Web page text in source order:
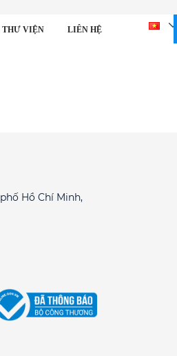
THƯ VIỆN LIÊN HỆ
Hồ Chí Minh,